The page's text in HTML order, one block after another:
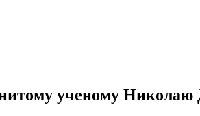
ученому Николаю